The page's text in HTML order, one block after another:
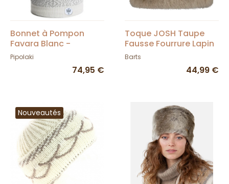
Bonnet à Pompon
Favara Blanc -
Pipolaki
Pipolaki
74,95 €
Toque JOSH Taupe
Fausse Fourrure Lapin
- Barts
Barts
44,99 €
Nouveautés